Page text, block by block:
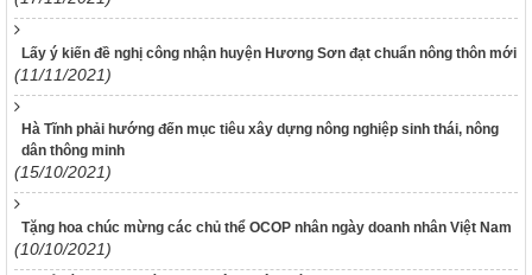
Lấy ý kiến đề nghị công nhận huyện Hương Sơn đạt chuẩn nông thôn mới
(11/11/2021)
Hà Tĩnh phải hướng đến mục tiêu xây dựng nông nghiệp sinh thái, nông
dân thông minh
(15/10/2021)
Tặng hoa chúc mừng các chủ thể OCOP nhân ngày doanh nhân Việt Nam
(10/10/2021)